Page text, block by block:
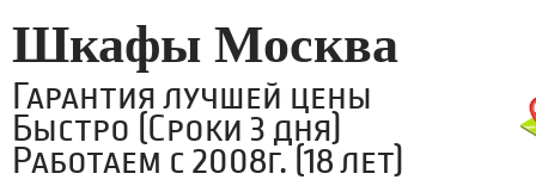
Шкафы Москва
Гарантия лучшей цены
Быстро (Сроки 3 дня)
Работаем с 2008г. (18 лет)